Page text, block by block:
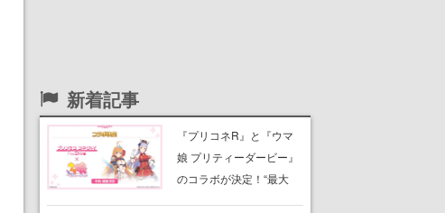
新着記事
『プリコネR』と『ウマ
娘 プリティーダービー』
のコラボが決定！“最大